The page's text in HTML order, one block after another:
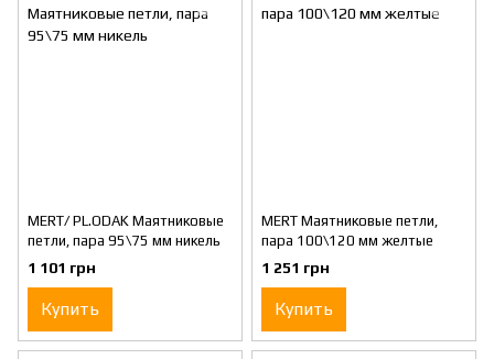
MERT/ PL.ODAK Маятниковые
петли, пара 95\75 мм никель
1 101 грн
Купить
MERT Маятниковые петли,
пара 100\120 мм желтые
1 251 грн
Купить